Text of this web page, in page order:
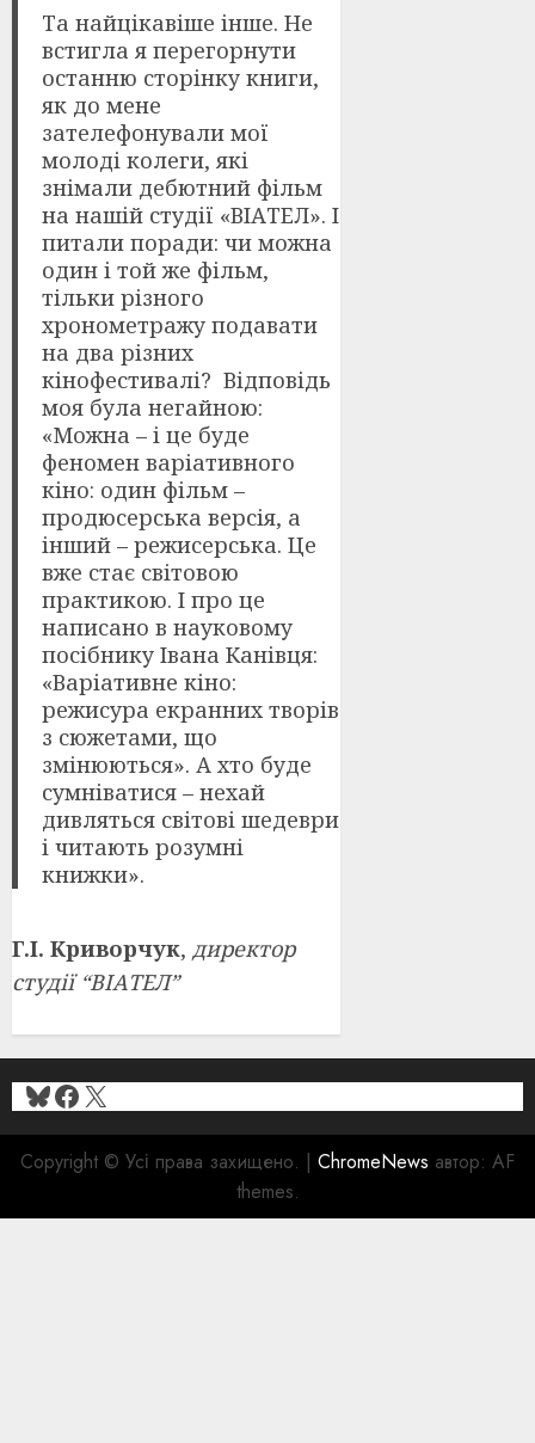
Та найцікавіше інше. Не
встигла я перегорнути
останню сторінку книги,
як до мене
зателефонували мої
молоді колеги, які
знімали дебютний фільм
на нашій студії «ВІАТЕЛ». І
питали поради: чи можна
один і той же фільм,
тільки різного
хронометражу подавати
на два різних
кінофестивалі? Відповідь
моя була негайною:
«Можна – і це буде
феномен варіативного
кіно: один фільм –
продюсерська версія, а
інший – режисерська. Це
вже стає світовою
практикою. І про це
написано в науковому
посібнику Івана Канівця:
«Варіативне кіно:
режисура екранних творів
з сюжетами, що
змінюються». А хто буде
сумніватися – нехай
дивляться світові шедеври
і читають розумні
книжки».
Г.І. Криворчук, директор
студії “ВІАТЕЛ”
Bluesky
Facebook
X
Copyright © Усі права захищено. | ChromeNews автор: AF
themes.